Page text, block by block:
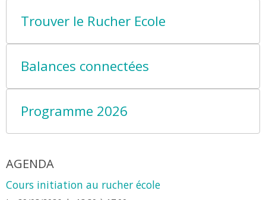
Trouver le Rucher Ecole
Balances connectées
Programme 2026
AGENDA
Cours initiation au rucher école